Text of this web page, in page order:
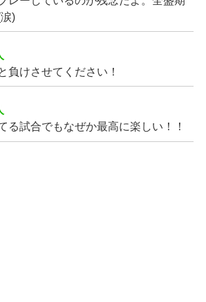
)
負けさせてください！
る試合でもなぜか最高に楽しい！！